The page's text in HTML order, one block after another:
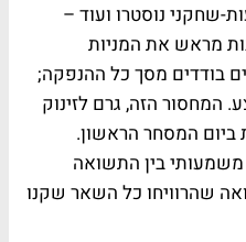
שחקני נוסטרו ועוד –
מראש את המניות
בודדים מסך כל ההנפקה;
המחסור הזה, גרם לזינוק
ביום המסחר הראשון.
בין התשואה
שהרוויחו כל השאר שקנו